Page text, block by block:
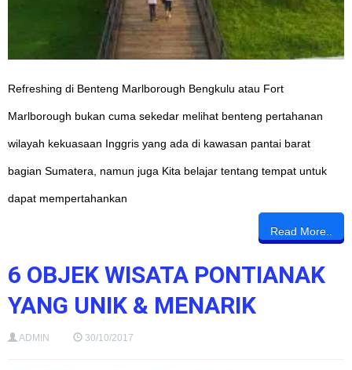
Refreshing di Benteng Marlborough Bengkulu atau Fort
Marlborough bukan cuma sekedar melihat benteng pertahanan
wilayah kekuasaan Inggris yang ada di kawasan pantai barat
bagian Sumatera, namun juga Kita belajar tentang tempat untuk
dapat mempertahankan
Read More..
6 OBJEK WISATA PONTIANAK
YANG UNIK & MENARIK
ADMIN 30/10/2017